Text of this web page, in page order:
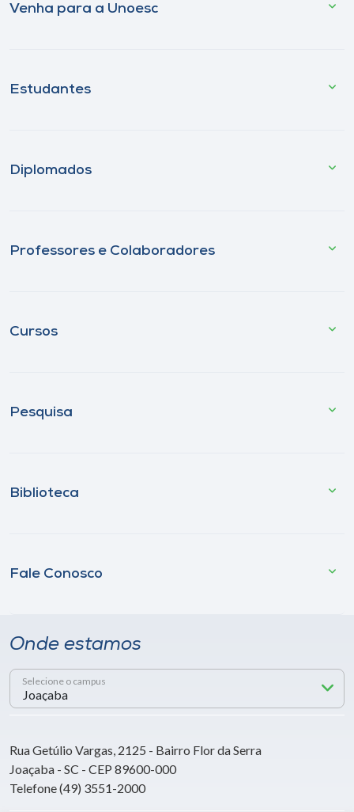
Venha para a Unoesc
Estudantes
Diplomados
Professores e Colaboradores
Cursos
Pesquisa
Biblioteca
Fale Conosco
Onde estamos
Selecione o campus
Rua Getúlio Vargas, 2125 - Bairro Flor da Serra
Joaçaba - SC - CEP 89600-000
Telefone (49) 3551-2000